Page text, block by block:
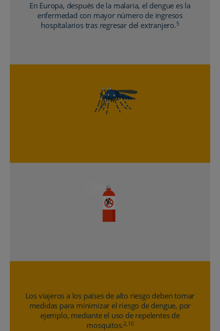
En Europa, después de la malaria, el dengue es la
enfermedad con mayor número de ingresos
hospitalarios tras regresar del extranjero.5
Los viajeros a los países de alto riesgo deben tomar
medidas para minimizar el riesgo de dengue, por
ejemplo, mediante el uso de repelentes de
mosquitos.2,10